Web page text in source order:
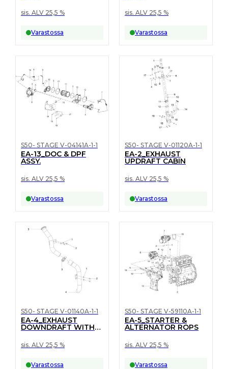
sis. ALV 25,5 %
Varastossa
sis. ALV 25,5 %
Varastossa
S50- STAGE V-04141A-1-1
EA-13_DOC & DPF
ASSY.
sis. ALV 25,5 %
Varastossa
S50- STAGE V-01120A-1-1
EA-2_EXHAUST
UPDRAFT CABIN
sis. ALV 25,5 %
Varastossa
S50- STAGE V-01140A-1-1
EA-4_EXHAUST
DOWNDRAFT WITH
sis. ALV 25,5 %
Varastossa
S50- STAGE V-59110A-1-1
EA-5_STARTER &
ALTERNATOR ROPS
sis. ALV 25,5 %
Varastossa